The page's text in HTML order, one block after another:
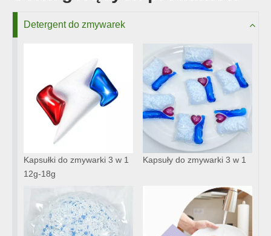
Detergent do zmywarek
Kapsułki do zmywarki 3 w 1
12g-18g
Kapsuły do ​​zmywarki 3 w 1